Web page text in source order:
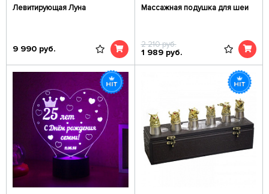
Левитирующая Луна
9 990 руб.
Массажная подушка для шеи
2 210руб.
1 989 руб.